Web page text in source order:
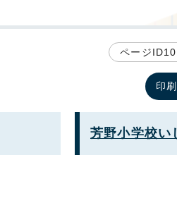
ページ
印刷
芳野小学校い